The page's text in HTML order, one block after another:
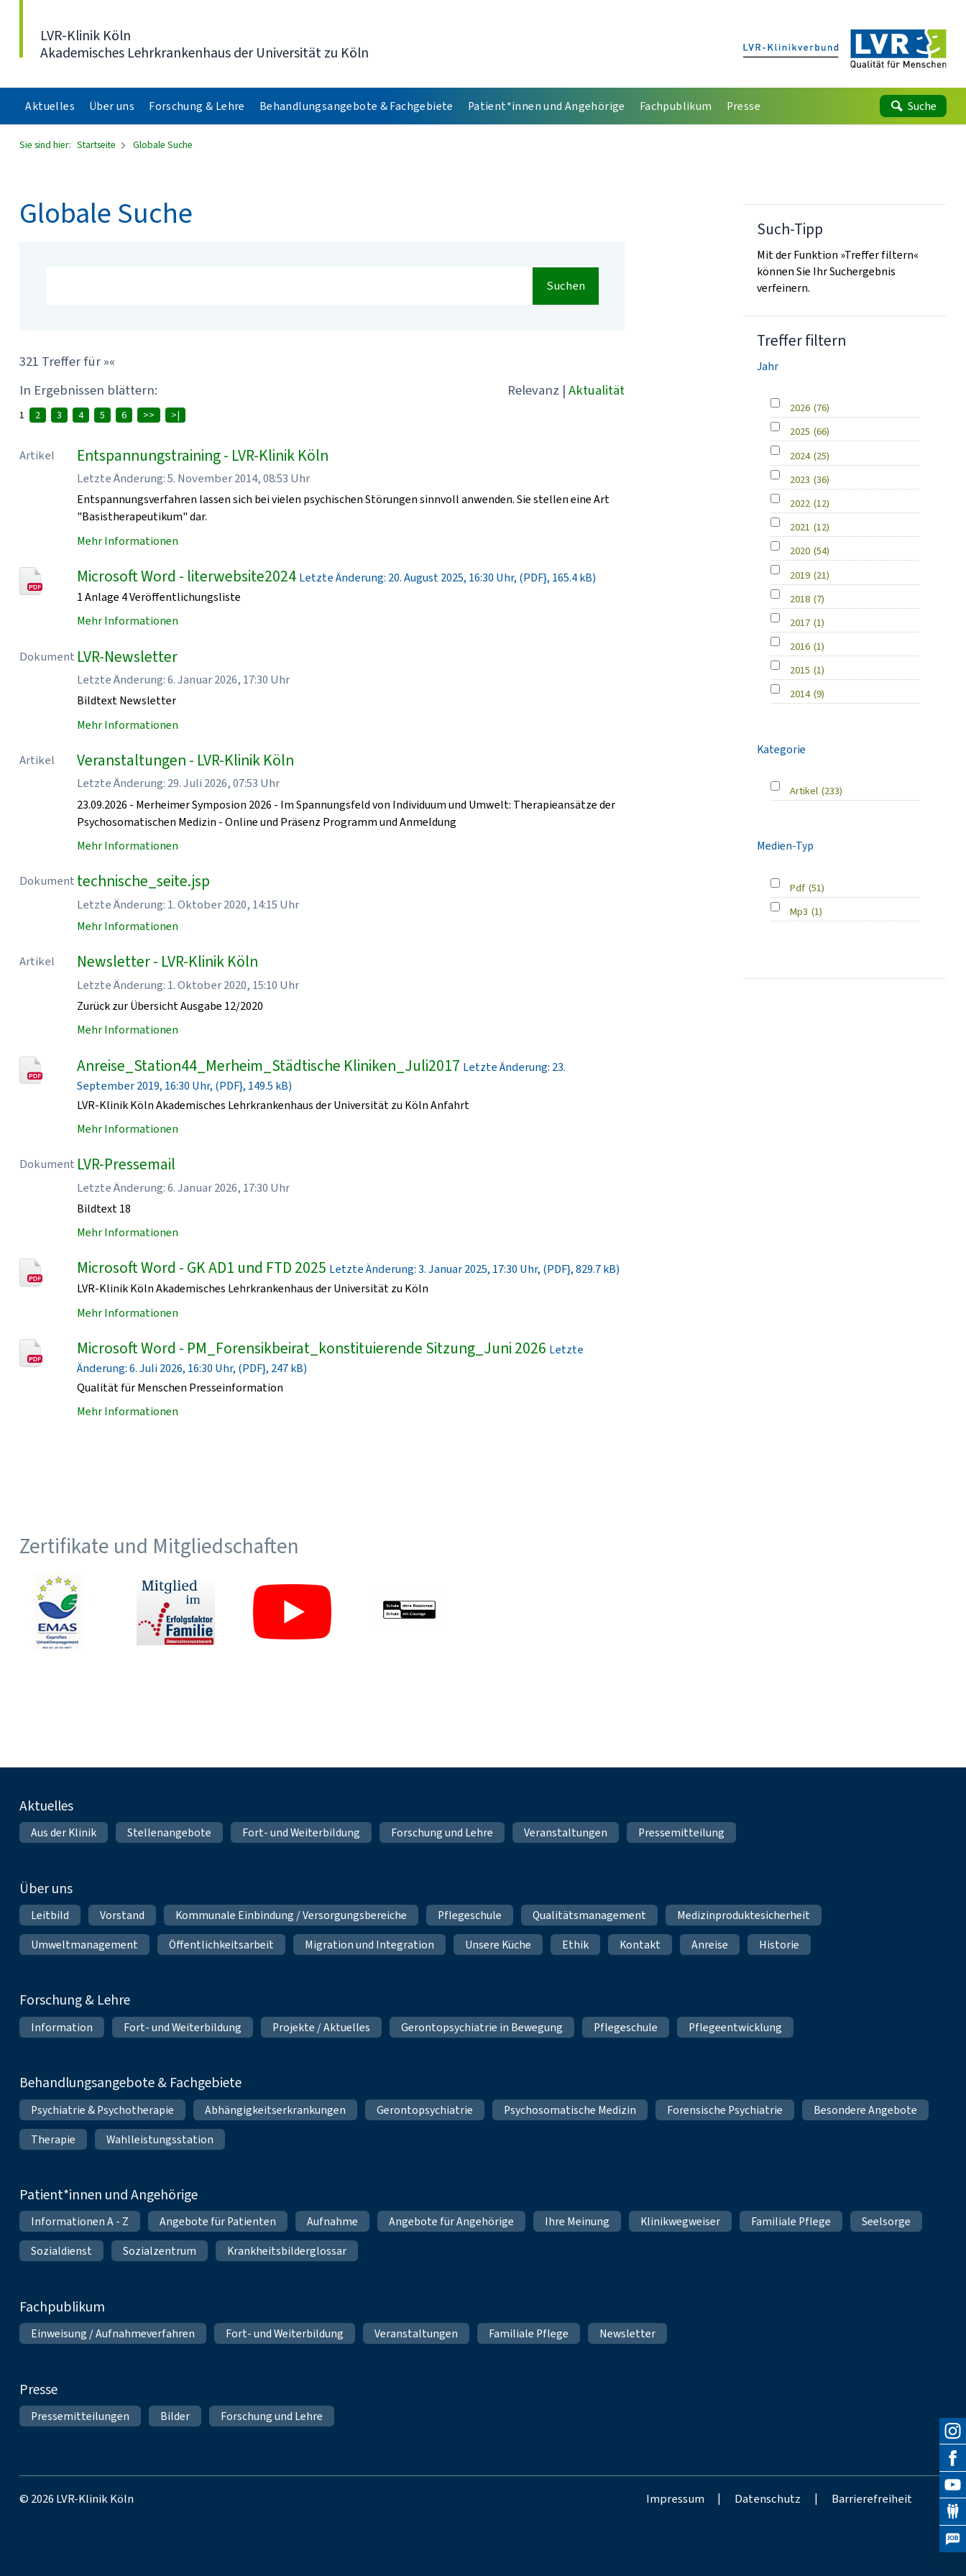
LVR-Klinik Köln
Akademisches Lehrkrankenhaus der Universität zu Köln
Aktuelles Über uns Forschung & Lehre Behandlungsangebote & Fachgebiete Patient*innen und Angehörige Fachpublikum Presse Suche
Sie sind hier: Startseite Globale Suche
Globale Suche
Suchen
321 Treffer für »«
In Ergebnissen blättern:
Relevanz | Aktualität
1 2 3 4 5 6 >> >|
Artikel Entspannungstraining - LVR-Klinik Köln
Letzte Änderung: 5. November 2014, 08:53 Uhr
Entspannungsverfahren lassen sich bei vielen psychischen Störungen sinnvoll anwenden. Sie stellen eine Art
"Basistherapeutikum" dar.
Mehr Informationen
Microsoft Word - literwebsite2024 Letzte Änderung: 20. August 2025, 16:30 Uhr, (PDF}, 165.4 kB)
1 Anlage 4 Veröffentlichungsliste
Mehr Informationen
Dokument LVR-Newsletter
Letzte Änderung: 6. Januar 2026, 17:30 Uhr
Bildtext Newsletter
Mehr Informationen
Artikel Veranstaltungen - LVR-Klinik Köln
Letzte Änderung: 29. Juli 2026, 07:53 Uhr
23.09.2026 - Merheimer Symposion 2026 - Im Spannungsfeld von Individuum und Umwelt: Therapieansätze der
Psychosomatischen Medizin - Online und Präsenz Programm und Anmeldung
Mehr Informationen
Dokument technische_seite.jsp
Letzte Änderung: 1. Oktober 2020, 14:15 Uhr
Mehr Informationen
Artikel Newsletter - LVR-Klinik Köln
Letzte Änderung: 1. Oktober 2020, 15:10 Uhr
Zurück zur Übersicht Ausgabe 12/2020
Mehr Informationen
Anreise_Station44_Merheim_Städtische Kliniken_Juli2017 Letzte Änderung: 23.
September 2019, 16:30 Uhr, (PDF}, 149.5 kB)
LVR-Klinik Köln Akademisches Lehrkrankenhaus der Universität zu Köln Anfahrt
Mehr Informationen
Dokument LVR-Pressemail
Letzte Änderung: 6. Januar 2026, 17:30 Uhr
Bildtext 18
Mehr Informationen
Microsoft Word - GK AD1 und FTD 2025 Letzte Änderung: 3. Januar 2025, 17:30 Uhr, (PDF}, 829.7 kB)
LVR-Klinik Köln Akademisches Lehrkrankenhaus der Universität zu Köln
Mehr Informationen
Microsoft Word - PM_Forensikbeirat_konstituierende Sitzung_Juni 2026 Letzte
Änderung: 6. Juli 2026, 16:30 Uhr, (PDF}, 247 kB)
Qualität für Menschen Presseinformation
Mehr Informationen
Such-Tipp
Mit der Funktion »Treffer filtern«
können Sie Ihr Suchergebnis
verfeinern.
Treffer filtern
Jahr
2026 (76)
2025 (66)
2024 (25)
2023 (36)
2022 (12)
2021 (12)
2020 (54)
2019 (21)
2018 (7)
2017 (1)
2016 (1)
2015 (1)
2014 (9)
Kategorie
Artikel (233)
Medien-Typ
Pdf (51)
Mp3 (1)
Zertifikate und Mitgliedschaften
Fußnavigation
Aktuelles
Aus der Klinik Stellenangebote Fort- und Weiterbildung Forschung und Lehre Veranstaltungen Pressemitteilung
Über uns
Leitbild Vorstand Kommunale Einbindung / Versorgungsbereiche Pflegeschule Qualitätsmanagement
Medizinproduktesicherheit
Umweltmanagement
Öffentlichkeitsarbeit Migration und Integration Unsere Küche Ethik Kontakt Anreise Historie
Forschung & Lehre
Information Fort- und Weiterbildung Projekte / Aktuelles Gerontopsychiatrie in Bewegung Pflegeschule Pflegeentwicklung
Behandlungsangebote & Fachgebiete
Psychiatrie & Psychotherapie Abhängigkeitserkrankungen Gerontopsychiatrie Psychosomatische Medizin Forensische Psychiatrie
Besondere Angebote
Therapie
Wahlleistungsstation
Patient*innen und Angehörige
Informationen A - Z Angebote für Patienten Aufnahme Angebote für Angehörige Ihre Meinung Klinikwegweiser Familiale Pflege
Seelsorge
Sozialdienst
Sozialzentrum Krankheitsbilderglossar
Fachpublikum
Einweisung / Aufnahmeverfahren Fort- und Weiterbildung Veranstaltungen Familiale Pflege Newsletter
Presse
Pressemitteilungen Bilder Forschung und Lehre
© 2026 LVR-Klinik Köln Impressum | Datenschutz | Barrierefreiheit